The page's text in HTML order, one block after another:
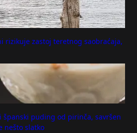
rizikuje zastoj teretnog saobraćaja,
španski puding od pirinča, savršen
nešto slatko